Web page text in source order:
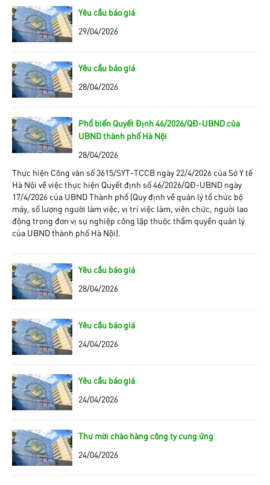
Yêu cầu báo giá
29/04/2026
Yêu cầu báo giá
28/04/2026
Phổ biến Quyết Định 46/2026/QĐ-UBND của
UBND thành phố Hà Nội
28/04/2026
Thực hiện Công văn số 3615/SYT-TCCB ngày 22/4/2026 của Sở Y tế
Hà Nội về việc thực hiện Quyết định số 46/2026/QĐ-UBND ngày
17/4/2026 của UBND Thành phố (Quy định về quản lý tổ chức bộ
máy, số lượng người làm việc, vị trí việc làm, viên chức, người lao
động trong đơn vị sự nghiệp công lập thuộc thẩm quyền quản lý
của UBND thành phố Hà Nội).
Yêu cầu báo giá
28/04/2026
Yêu cầu báo giá
24/04/2026
Yêu cầu báo giá
24/04/2026
Thư mời chào hàng công ty cung ứng
24/04/2026